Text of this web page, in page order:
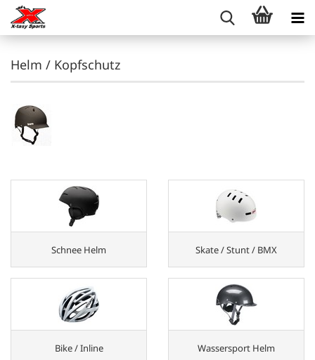
Helm / Kopfschutz
Schnee Helm Skate / Stunt / BMX
Bike / Inline Wassersport Helm